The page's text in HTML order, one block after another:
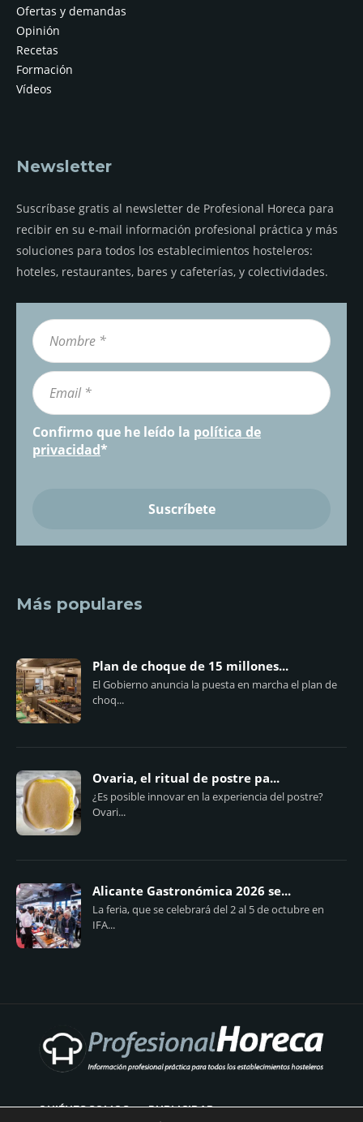
Ofertas y demandas
Opinión
Recetas
Formación
Vídeos
Newsletter
Suscríbase gratis al newsletter de Profesional Horeca para
recibir en su e-mail información profesional práctica y más
soluciones para todos los establecimientos hosteleros:
hoteles, restaurantes, bares y cafeterías, y colectividades.
Confirmo que he leído la política de
privacidad*
Más populares
Plan de choque de 15 millones...
El Gobierno anuncia la puesta en marcha el plan de
choq...
Ovaria, el ritual de postre pa...
¿Es posible innovar en la experiencia del postre?
Ovari...
Alicante Gastronómica 2026 se...
La feria, que se celebrará del 2 al 5 de octubre en
IFA...
QUIÉNES SOMOS PUBLICIDAD